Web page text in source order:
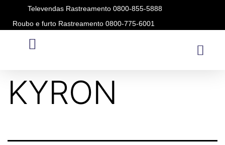
Televendas Rastreamento 0800-855-5888
Roubo e furto Rastreamento 0800-775-6001
Modelo:
NEW
KYRON